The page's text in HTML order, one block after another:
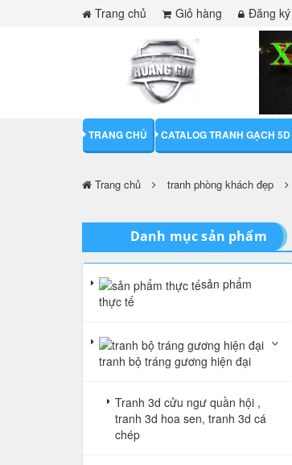
Trang chủ Giỏ hàng Đăng ký
TRANG CHỦ CATALOG TRANH GẠCH
Trang chủ tranh phòng khách đẹp
Danh mục sản phẩm
sản phẩm
thực tế
tranh bộ tráng gương hiện đại
Tranh 3d cửu ngư quần hội ,
tranh 3d hoa sen, tranh 3d cá
chép